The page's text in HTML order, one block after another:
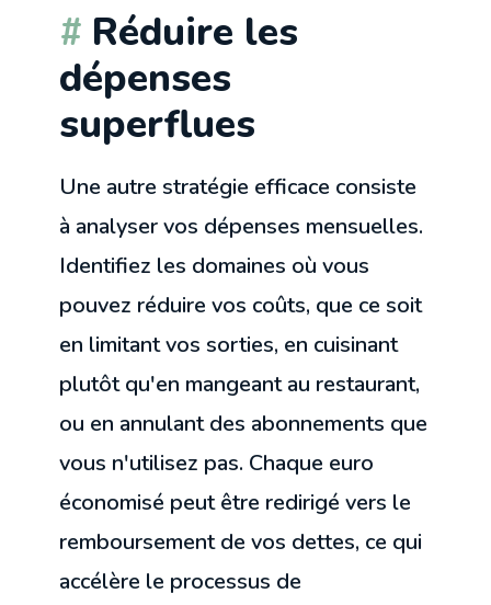
Réduire les
dépenses
superflues
Une autre stratégie efficace consiste
à analyser vos dépenses mensuelles.
Identifiez les domaines où vous
pouvez réduire vos coûts, que ce soit
en limitant vos sorties, en cuisinant
plutôt qu'en mangeant au restaurant,
ou en annulant des abonnements que
vous n'utilisez pas. Chaque euro
économisé peut être redirigé vers le
remboursement de vos dettes, ce qui
accélère le processus de